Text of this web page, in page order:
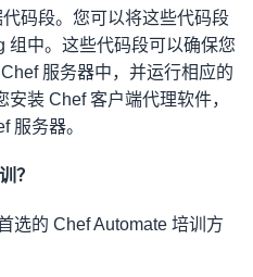
码段。您可以将这些代码段
组中。这些代码段可以确保您
服务器中，并运行相应的
装 Chef 客户端代理软件，
服务器。
？
选的 Chef Automate 培训方